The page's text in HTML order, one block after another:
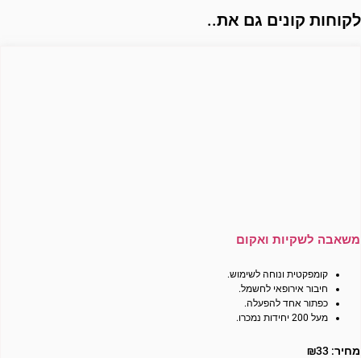
לקוחות קונים גם את..
משאבה לשקיות ואקום
קומפקטית ונוחה לשימוש.
חיבור אירופאי לחשמל.
כפתור אחד להפעלה.
מעל 200 יחידות נמכרו.
מחיר: ₪33